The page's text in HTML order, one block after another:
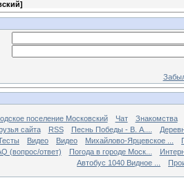
]
поселение Московский Чат
Знакомства
сайта RSS Песнь Победы - В. А....
Видео Видео Михайлово-Ярцевское ...
(вопрос/ответ) Погода в городе Моск...
Автобус 1040 Видное ...